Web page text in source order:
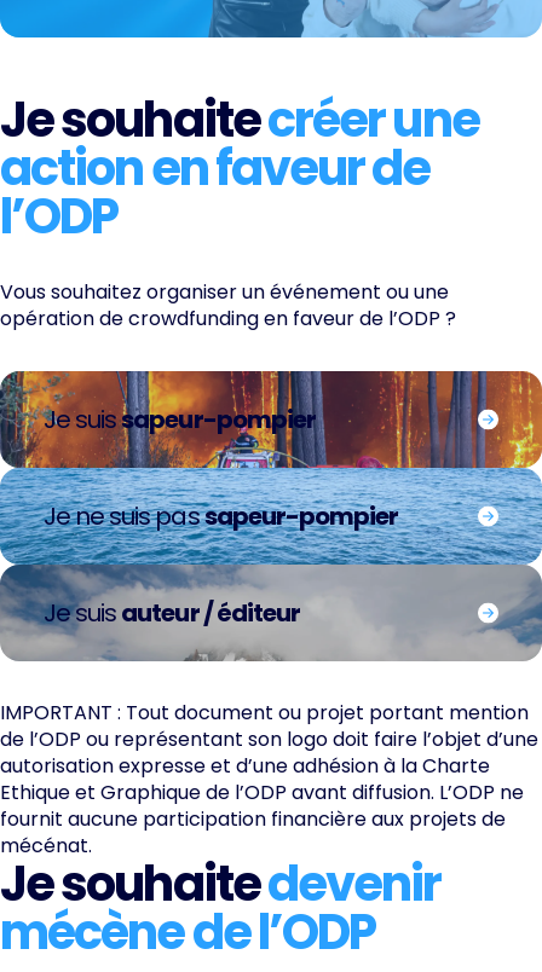
Je souhaitecréer une
action en faveur de
l’ODP
Vous souhaitez organiser un événement ou une
opération de crowdfunding en faveur de l’ODP ?
Je suissapeur-pompier
Je ne suis passapeur-pompier
Je suisauteur / éditeur
IMPORTANT : Tout document ou projet portant mention
de l’ODP ou représentant son logo doit faire l’objet d’une
autorisation expresse et d’une adhésion à la Charte
Ethique et Graphique de l’ODP avant diffusion. L’ODP ne
fournit aucune participation financière aux projets de
mécénat.
Je souhaitedevenir
mécène de l’ODP